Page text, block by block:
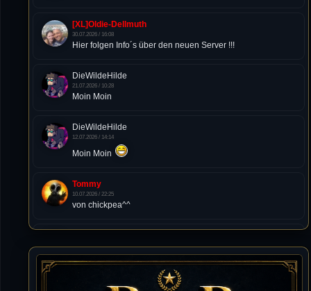
[XL]Oldie-Dellmuth
30.07.2026 / 16:08
Hier folgen Info´s über den neuen Server !!!
DieWildeHilde
21.07.2026 / 10:28
Moin Moin
DieWildeHilde
12.07.2026 / 14:14
Moin Moin
Tommy
10.07.2026 / 22:25
von chickpea^^
10.07.2026 / 22:25
Letzte Aktivität:
27. Dez 2023, 22:48